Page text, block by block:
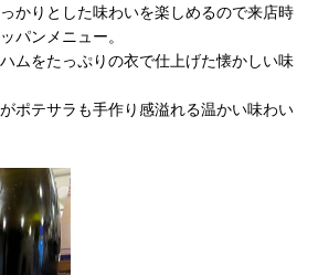
かりとした味わいを楽しめるので来店時
パンメニュー。
ムをたっぷりの衣で仕上げた懐かしい味
ポテサラも手作り感溢れる温かい味わい